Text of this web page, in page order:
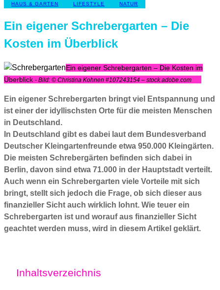
HAUS & GARTEN LIFESTYLE NATUR
Ein eigener Schrebergarten – Die
Kosten im Überblick
Ein eigener Schrebergarten – Die Kosten im
Überblick - Bild: © Christina Kohnen #107243154 – stock.adobe.com
Ein eigener Schrebergarten bringt viel Entspannung und
ist einer der idyllischsten Orte für die meisten Menschen
in Deutschland.
In Deutschland gibt es dabei laut dem Bundesverband
Deutscher Kleingartenfreunde etwa 950.000 Kleingärten.
Die meisten Schrebergärten befinden sich dabei in
Berlin, davon sind etwa 71.000 in der Hauptstadt verteilt.
Auch wenn ein Schrebergarten viele Vorteile mit sich
bringt, stellt sich jedoch die Frage, ob sich dieser aus
finanzieller Sicht auch wirklich lohnt. Wie teuer ein
Schrebergarten ist und worauf aus finanzieller Sicht
geachtet werden muss, wird in diesem Artikel geklärt.
Inhaltsverzeichnis